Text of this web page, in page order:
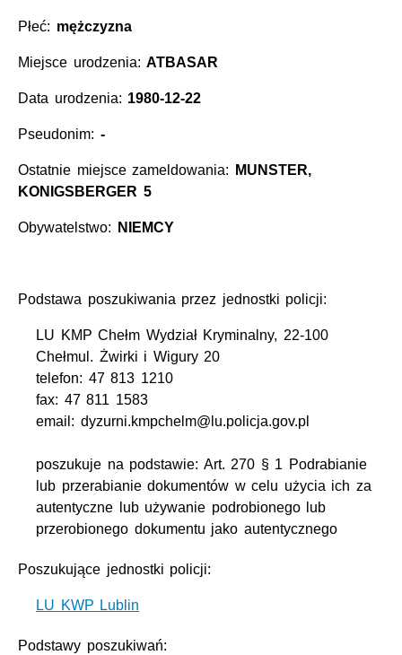
Płeć: mężczyzna
Miejsce urodzenia:ATBASAR
Data urodzenia: 1980-12-22
Pseudonim: -
Ostatnie miejsce zameldowania:
MUNSTER,
KONIGSBERGER 5
Obywatelstwo: NIEMCY
Podstawa poszukiwania przez jednostki policji:
LU KMP Chełm Wydział Kryminalny, 22-100
Chełmul. Żwirki i Wigury 20
telefon: 47 813 1210
fax: 47 811 1583
email: dyzurni.kmpchelm@lu.policja.gov.pl
poszukuje na podstawie: Art. 270 § 1 Podrabianie
lub przerabianie dokumentów w celu użycia ich za
autentyczne lub używanie podrobionego lub
przerobionego dokumentu jako autentycznego
Poszukujące jednostki policji:
LU KWP Lublin
Podstawy poszukiwań: